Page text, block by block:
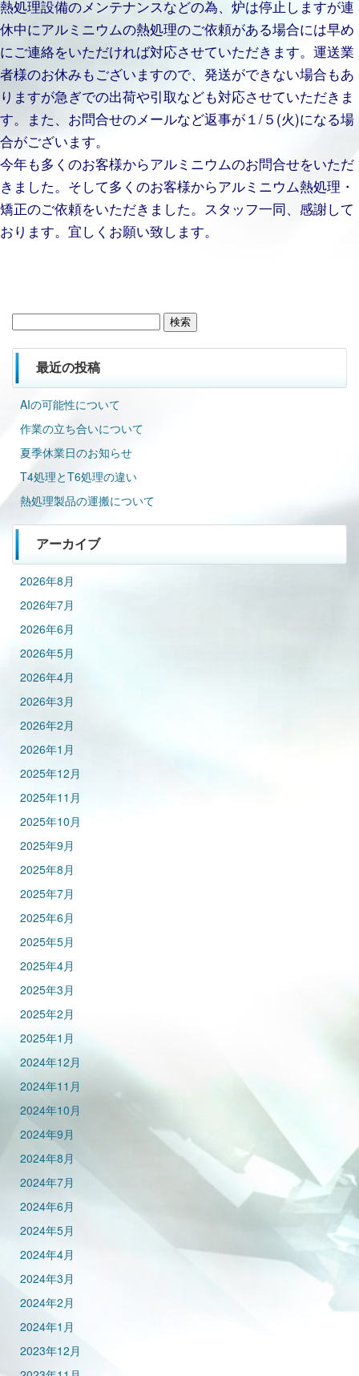
熱処理設備のメンテナンスなどの為、炉は停止しますが連
休中にアルミニウムの熱処理のご依頼がある場合には早め
にご連絡をいただければ対応させていただきます。運送業
者様のお休みもございますので、発送ができない場合もあ
りますが急ぎでの出荷や引取なども対応させていただきま
す。また、お問合せのメールなど返事が１/５(火)になる場
合がございます。
今年も多くのお客様からアルミニウムのお問合せをいただ
きました。そして多くのお客様からアルミニウム熱処理・
矯正のご依頼をいただきました。スタッフ一同、感謝して
おります。宜しくお願い致します。
最近の投稿
AIの可能性について
作業の立ち合いについて
夏季休業日のお知らせ
T4処理とT6処理の違い
熱処理製品の運搬について
アーカイブ
2026年8月
2026年7月
2026年6月
2026年5月
2026年4月
2026年3月
2026年2月
2026年1月
2025年12月
2025年11月
2025年10月
2025年9月
2025年8月
2025年7月
2025年6月
2025年5月
2025年4月
2025年3月
2025年2月
2025年1月
2024年12月
2024年11月
2024年10月
2024年9月
2024年8月
2024年7月
2024年6月
2024年5月
2024年4月
2024年3月
2024年2月
2024年1月
2023年12月